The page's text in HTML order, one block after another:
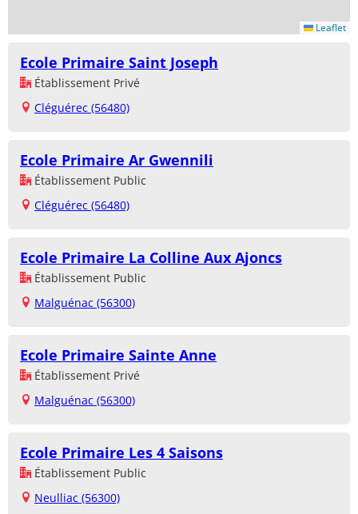
Leaflet
Ecole Primaire Saint Joseph
Établissement Privé
Cléguérec (56480)
Ecole Primaire Ar Gwennili
Établissement Public
Cléguérec (56480)
Ecole Primaire La Colline Aux Ajoncs
Établissement Public
Malguénac (56300)
Ecole Primaire Sainte Anne
Établissement Privé
Malguénac (56300)
Ecole Primaire Les 4 Saisons
Établissement Public
Neulliac (56300)